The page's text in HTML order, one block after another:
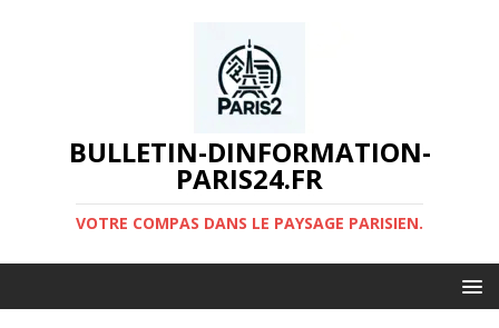
BULLETIN-DINFORMATION-
PARIS24.FR
VOTRE COMPAS DANS LE PAYSAGE PARISIEN.